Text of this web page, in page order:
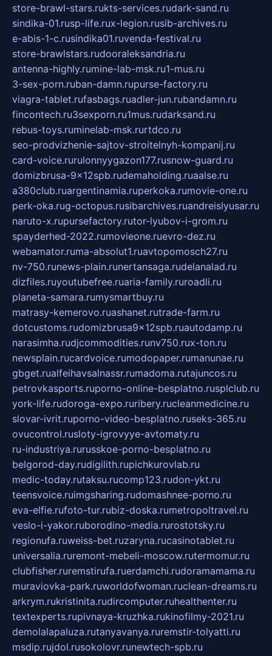
store-brawl-stars.rukts-services.rudark-sand.ru
sindika-01.rusp-life.rux-legion.rusib-archives.ru
e-abis-1-c.rusindika01.ruvenda-festival.ru
store-brawlstars.rudooraleksandria.ru
antenna-highly.rumine-lab-msk.ru1-mus.ru
3-sex-porn.ruban-damn.rupurse-factory.ru
viagra-tablet.rufasbags.ruadler-jun.rubandamn.ru
fincontech.ru3sexporn.ru1mus.rudarksand.ru
rebus-toys.ruminelab-msk.rurtdco.ru
seo-prodvizhenie-sajtov-stroitelnyh-kompanij.ru
card-voice.rurulonnyygazon177.rusnow-guard.ru
domizbrusa-9x12spb.rudemaholding.ruaalse.ru
a380club.ruargentinamia.ruperkoka.rumovie-one.ru
perk-oka.rug-octopus.rusibarchives.ruandreislyusar.ru
naruto-x.rupursefactory.rutor-lyubov-i-grom.ru
spayderhed-2022.rumovieone.ruevro-dez.ru
webamator.ruma-absolut1.ruavtopomosch27.ru
nv-750.runews-plain.runertansaga.rudelanalad.ru
dizfiles.ruyoutubefree.ruaria-family.ruroadli.ru
planeta-samara.rumysmartbuy.ru
matrasy-kemerovo.ruashanet.rutrade-farm.ru
dotcustoms.rudomizbrusa9x12spb.ruautodamp.ru
narasimha.rudjcommodities.runv750.rux-ton.ru
newsplain.rucardvoice.rumodopaper.rumanunae.ru
gbget.rualfeihavsalnassr.rumadoma.rutajuncos.ru
petrovkasports.ruporno-online-besplatno.rusplclub.ru
york-life.rudoroga-expo.ruribery.rucleanmedicine.ru
slovar-ivrit.ruporno-video-besplatno.ruseks-365.ru
ovucontrol.rusloty-igrovyye-avtomaty.ru
ru-industriya.rurusskoe-porno-besplatno.ru
belgorod-day.rudigilith.rupichkurovlab.ru
medic-today.rutaksu.rucomp123.rudon-ykt.ru
teensvoice.ruimgsharing.rudomashnee-porno.ru
eva-elfie.rufoto-tur.rubiz-doska.rumetropoltravel.ru
veslo-i-yakor.ruborodino-media.rurostotsky.ru
regionufa.ruweiss-bet.ruzaryna.rucasinotablet.ru
universalia.ruremont-mebeli-moscow.rutermomur.ru
clubfisher.ruremstirufa.ruerdamchi.rudoramamama.ru
muraviovka-park.ruworldofwoman.ruclean-dreams.ru
arkrym.rukristinita.rudircomputer.ruhealthenter.ru
textexperts.rupivnaya-kruzhka.rukinofilmy-2021.ru
demolalapaluza.rutanyavanya.ruremstir-tolyatti.ru
msdip.rujdol.rusokolovr.runewtech-spb.ru